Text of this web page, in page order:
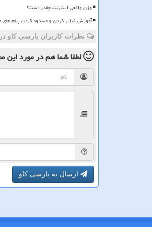
وزن واقعی اینترنت چقدر است؟
آموزش فیلتر کردن و مسدود کردن پیام های
نظرات کاربران پارسی کاو
لطفا شما همدر مورد این
ارسال به پارسی کاو